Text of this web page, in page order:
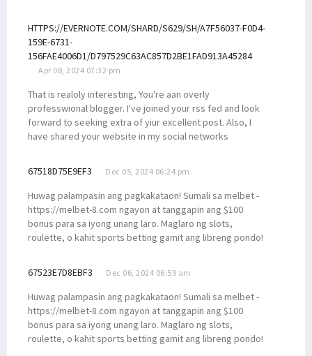
HTTPS://EVERNOTE.COM/SHARD/S629/SH/A7F56037-F0D4-
159E-6731-
156FAE4006D1/D797529C63AC857D2BE1FAD913A45284
Apr 08, 2024 07:32 pm
That is realoly interesting, You're aan overly
professwional blogger. I've joined your rss fed and look
forward to seeking extra of yiur excellent post. Also, I
have shared your website in my social networks
67518D75E9EF3 Dec 05, 2024 06:24 pm
Huwag palampasin ang pagkakataon! Sumali sa melbet -
https://melbet-8.com ngayon at tanggapin ang $100
bonus para sa iyong unang laro. Maglaro ng slots,
roulette, o kahit sports betting gamit ang libreng pondo!
67523E7D8EBF3 Dec 06, 2024 06:59 am
Huwag palampasin ang pagkakataon! Sumali sa melbet -
https://melbet-8.com ngayon at tanggapin ang $100
bonus para sa iyong unang laro. Maglaro ng slots,
roulette, o kahit sports betting gamit ang libreng pondo!